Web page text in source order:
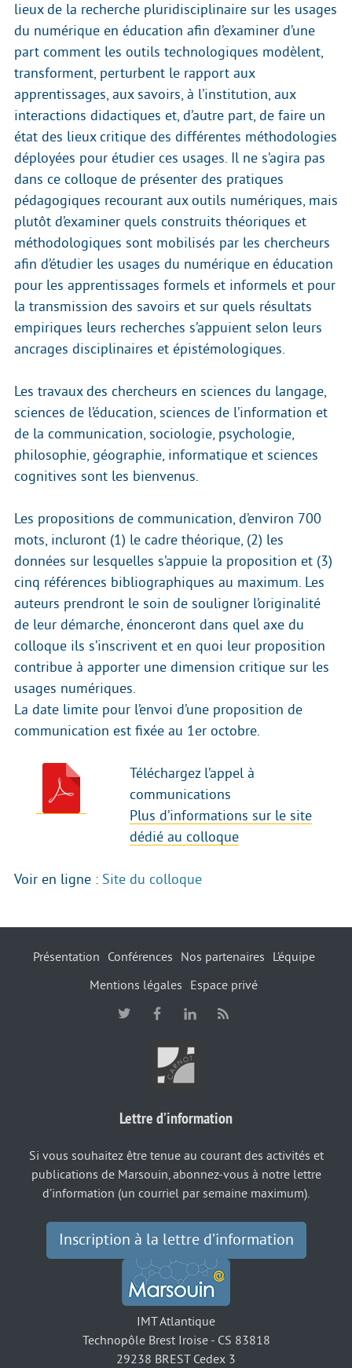
lieux de la recherche pluridisciplinaire sur les usages
du numérique en éducation afin d’examiner d’une
part comment les outils technologiques modèlent,
transforment, perturbent le rapport aux
apprentissages, aux savoirs, à l’institution, aux
interactions didactiques et, d’autre part, de faire un
état des lieux critique des différentes méthodologies
déployées pour étudier ces usages. Il ne s’agira pas
dans ce colloque de présenter des pratiques
pédagogiques recourant aux outils numériques, mais
plutôt d’examiner quels construits théoriques et
méthodologiques sont mobilisés par les chercheurs
afin d’étudier les usages du numérique en éducation
pour les apprentissages formels et informels et pour
la transmission des savoirs et sur quels résultats
empiriques leurs recherches s’appuient selon leurs
ancrages disciplinaires et épistémologiques.
Les travaux des chercheurs en sciences du langage,
sciences de l’éducation, sciences de l’information et
de la communication, sociologie, psychologie,
philosophie, géographie, informatique et sciences
cognitives sont les bienvenus.
Les propositions de communication, d’environ 700
mots, incluront (1) le cadre théorique, (2) les
données sur lesquelles s’appuie la proposition et (3)
cinq références bibliographiques au maximum. Les
auteurs prendront le soin de souligner l’originalité
de leur démarche, énonceront dans quel axe du
colloque ils s’inscrivent et en quoi leur proposition
contribue à apporter une dimension critique sur les
usages numériques.
La date limite pour l’envoi d’une proposition de
communication est fixée au 1er octobre.
Téléchargez l’appel à
communications
Plus d’informations sur le site
dédié au colloque
Voir en ligne : Site du colloque
Présentation Conférences Nos partenaires
L’équipe
Mentions légales
Espace privé
Lettre d’information
Si vous souhaitez être tenue au courant des activités et
publications de Marsouin, abonnez-vous à notre lettre
d’information (un courriel par semaine maximum).
Inscription à la lettre d’information
IMT Atlantique
Technopôle Brest Iroise - CS 83818
29238 BREST Cedex 3